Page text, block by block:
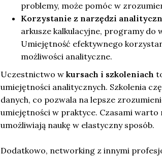
problemy, może pomóc w
Korzystanie z narzędzi
arkusze kalkulacyjne, programy do
Umiejętność efektywnego
możliwości analityczne.
Uczestnictwo w kursach i szkoleniach
umiejętności analitycznych. Szkolenia
danych, co pozwala na lepsze
umiejętności w praktyce. Czasami
umożliwiają naukę w elastyczny sposób.
Dodatkowo, networking z innymi